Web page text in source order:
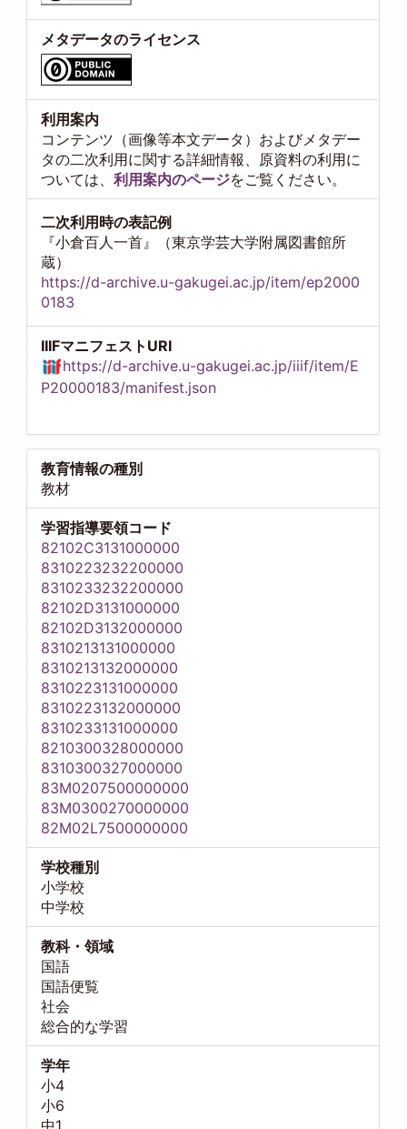
メタデータのライセンス
利用案内
コンテンツ（画像等本文データ）およびメタデー
タの二次利用に関する詳細情報、原資料の利用に
ついては、利用案内のページをご覧ください。
二次利用時の表記例
『小倉百人一首』（東京学芸大学附属図書館所
蔵）
https://d-archive.u-gakugei.ac.jp/item/ep2000
0183
IIIFマニフェストURI
https://d-archive.u-gakugei.ac.jp/iiif/item/E
P20000183/manifest.json
教育情報の種別
教材
学習指導要領コード
82102C3131000000
8310223232200000
8310233232200000
82102D3131000000
82102D3132000000
8310213131000000
8310213132000000
8310223131000000
8310223132000000
8310233131000000
8210300328000000
8310300327000000
83M0207500000000
83M0300270000000
82M02L7500000000
学校種別
小学校
中学校
教科・領域
国語
国語便覧
社会
総合的な学習
学年
小4
小6